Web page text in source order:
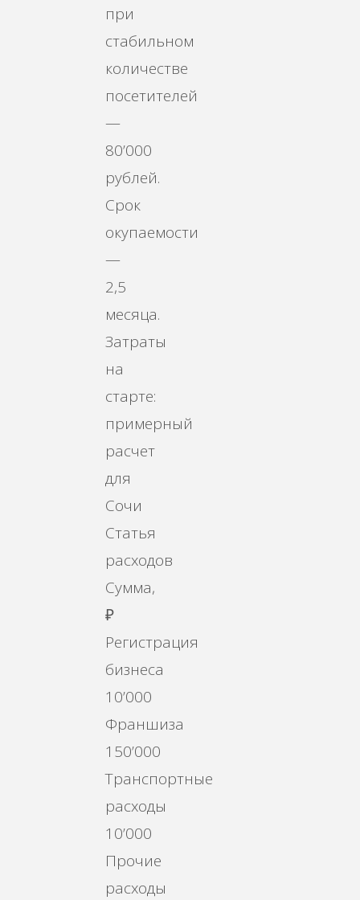
при
стабильном
количестве
посетителей
—
80’000
рублей.
Срок
окупаемости
—
2,5
месяца.
Затраты
на
старте:
примерный
расчет
для
Сочи
Статья
расходов
Сумма,
₽
Регистрация
бизнеса
10’000
Франшиза
150’000
Транспортные
расходы
10’000
Прочие
расходы